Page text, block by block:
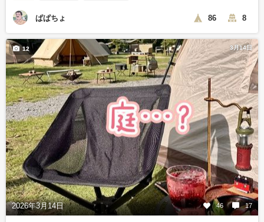
ぱぱちょ 86 8
3月14日
2026年3月14日 46 17
12